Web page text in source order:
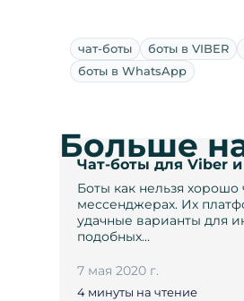
чат-боты боты в VIBER
боты в WhatsApp
Чат-боты для Viber
Боты как нельзя хорошо
мессенджерах. Их
удачные варианты для
подобных…
7 мая 2020 г.
4 минуты на чтение
Больше